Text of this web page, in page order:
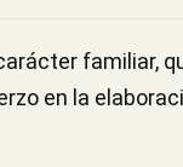
familiar,
en la